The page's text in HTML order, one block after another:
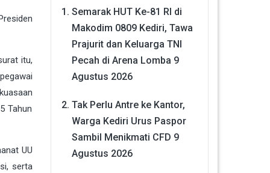
itu,
Tahun
UU
serta
Semarak HUT Ke-81 RI di
Makodim 0809 Kediri, Tawa
Prajurit dan Keluarga TNI
Pecah di Arena Lomba 9
Agustus 2026
Tak Perlu Antre ke Kantor,
Warga Kediri Urus Paspor
Sambil Menikmati CFD 9
Agustus 2026